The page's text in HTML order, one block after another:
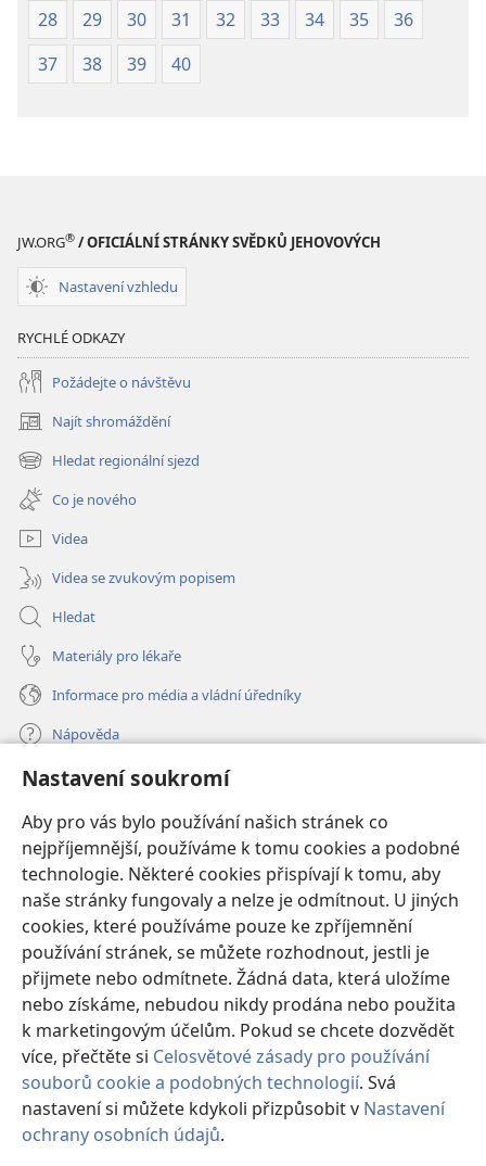
Nastavení soukromí
Aby pro vás bylo používání našich stránek co
nejpříjemnější, používáme k tomu cookies a podobné
technologie. Některé cookies přispívají k tomu, aby
naše stránky fungovaly a nelze je odmítnout. U jiných
cookies, které používáme pouze ke zpříjemnění
používání stránek, se můžete rozhodnout, jestli je
přijmete nebo odmítnete. Žádná data, která uložíme
nebo získáme, nebudou nikdy prodána nebo použita
k marketingovým účelům. Pokud se chcete dozvědět
více, přečtěte si Celosvětové zásady pro používání
souborů cookie a podobných technologií. Svá
nastavení si můžete kdykoli přizpůsobit v Nastavení
ochrany osobních údajů.
28
29 30 31 32 33 34 35
36
37
38 39 40
JW.ORG® / OFICIÁLNÍ STRÁNKY SVĚDKŮ JEHOVOVÝCH
Nastavení vzhledu
RYCHLÉ ODKAZY
Požádejte o návštěvu
Najít shromáždění
(otevřeno
nové
okno)
Hledat regionální sjezd
(otevřeno
nové
okno)
Co je nového
Videa
Videa se zvukovým popisem
Hledat
Materiály pro lékaře
Informace pro média a vládní úředníky
Nápověda
Dary
nové
okno) ONLINE KNIHOVNA Strážné věže
(otevřeno
nové
okno)JW Hub®
(otevřeno
nové
okno)JW Library ®
Watchtower Library
Copyright© 2026 Watch Tower Bible and Tract Society of Pennsylvania.
PODMÍNKY POUŽITÍ|OCHRANA SOUKROMÍ
SOUKROMÍ